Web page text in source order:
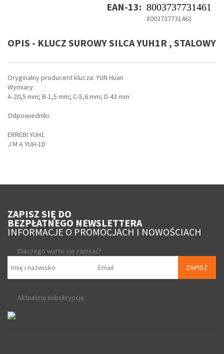
EAN-13: 8003737731461
8003737731461
OPIS - KLUCZ SUROWY SILCA YUH1R , STALOWY
Oryginalny producent klucza: YUN Huan
Wymiary:
A-20,5 mm; B-1,5 mm; C-5,6 mm; D-43 mm
Odpowiedniki:
ERREBI YUH1
J M A YUH-1D
ZAPISZ SIĘ DO
BEZPŁATNEGO NEWSLETTERA
INFORMACJE O PROMOCJACH I NOWOŚCIACH
Dlaczego warto się zapisać?
ZAPISZ
Aktualizuj subskrypcję